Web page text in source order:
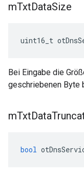
mTxtDataSize
uint16_t
Bei Eingabe die
geschriebenen Byte
mTxtData
bool